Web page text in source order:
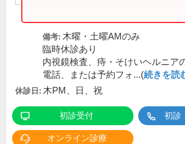
備考: 木曜・土曜AMのみ
臨時休診あり
内視鏡検査、痔・そけいヘルニア
電話、または予約フォ...(続きを読
休診日: 木PM、日、祝
初診受付 初診
オンライン診療